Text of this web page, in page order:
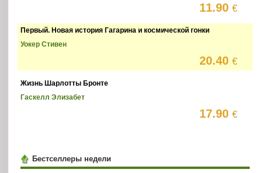
11.90€
Первый. Новая история Гагарина и космической гонки
Уокер Стивен
20.40€
Жизнь Шарлотты Бронте
Гаскелл Элизабет
17.90€
Бестселлеры недели